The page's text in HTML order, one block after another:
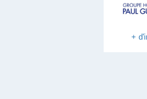
+